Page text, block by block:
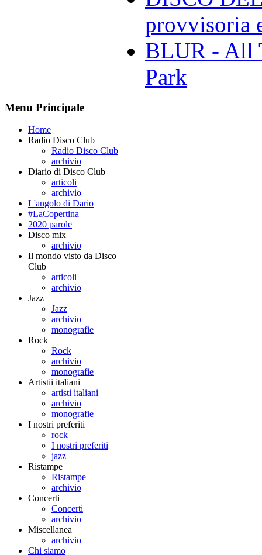
provvisoria
BLUR - All
Park
Menu Principale
Home
Radio Disco Club
Radio Disco Club
archivio
Diario di Disco Club
articoli
archivio
L'angolo di Dario
#LaCopertina
2020 parole
Disco mix
archivio
Il mondo visto da Disco
Club
articoli
archivio
Jazz
Jazz
archivio
monografie
Rock
Rock
archivio
monografie
Artistii italiani
artisti italiani
archivio
monografie
I nostri preferiti
rock
I nostri preferiti
jazz
Ristampe
Ristampe
archivio
Concerti
Concerti
archivio
Miscellanea
archivio
Chi siamo